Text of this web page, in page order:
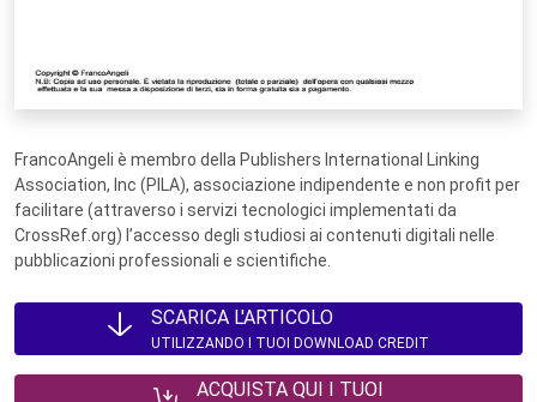
FrancoAngeli è membro della Publishers International Linking
Association, Inc (PILA), associazione indipendente e non profit per
facilitare (attraverso i servizi tecnologici implementati da
CrossRef.org) l’accesso degli studiosi ai contenuti digitali nelle
pubblicazioni professionali e scientifiche.
SCARICA L'ARTICOLO
UTILIZZANDO I TUOI DOWNLOAD CREDIT
ACQUISTA QUI I TUOI